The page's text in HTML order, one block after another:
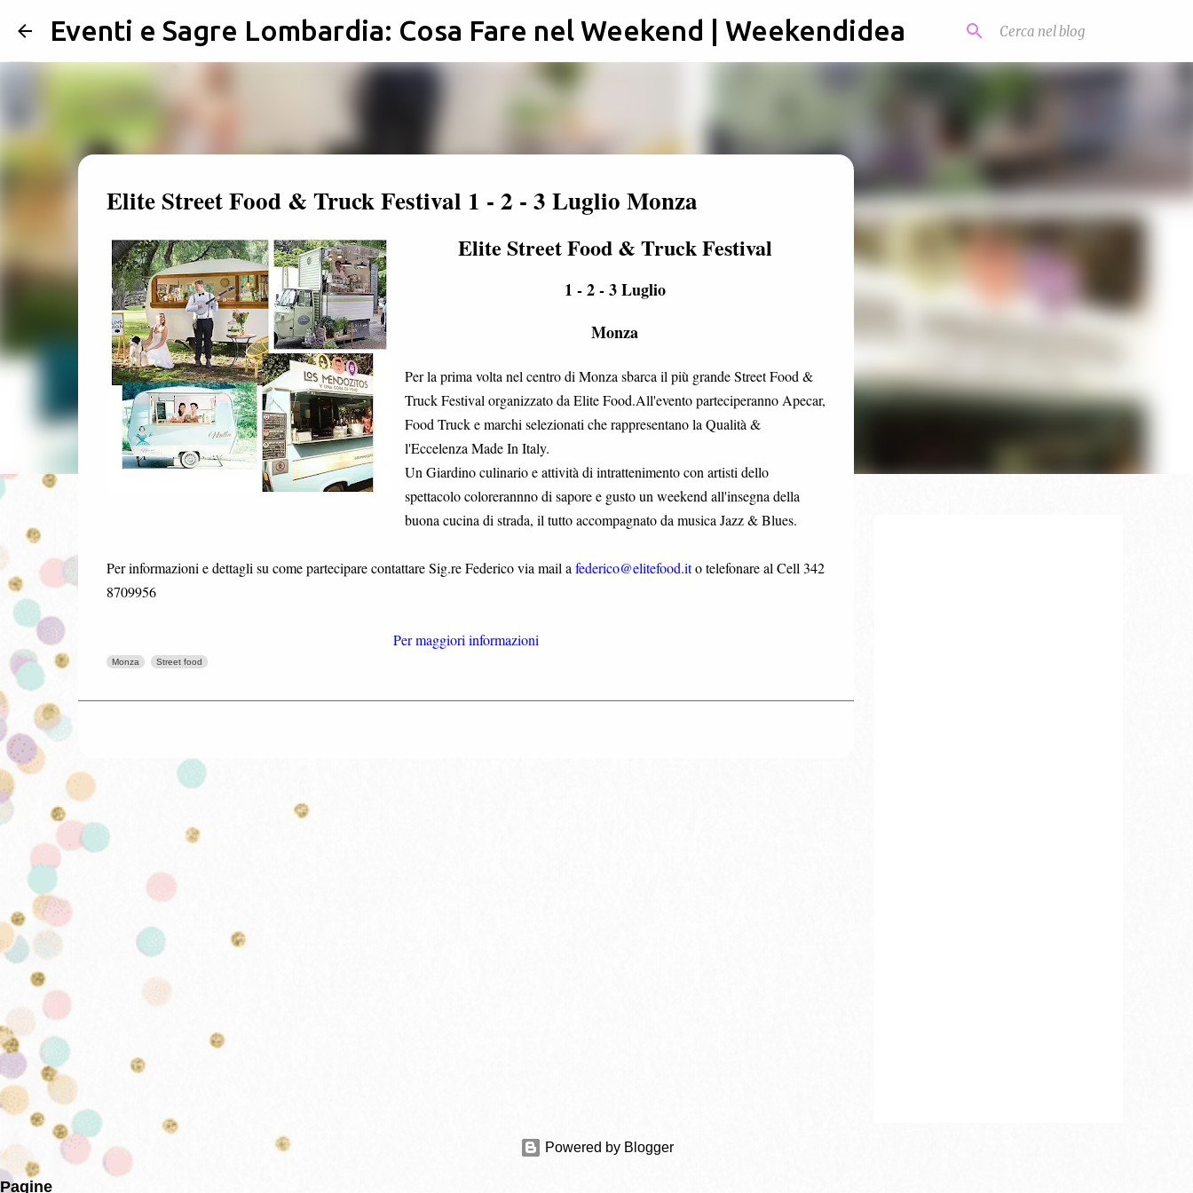
Passa ai contenuti principali
Eventi e Sagre Lombardia: Cosa Fare nel Weekend | Weekendidea
Elite Street Food & Truck Festival 1 - 2 - 3 Luglio Monza
Elite Street Food & Truck Festival
1 - 2 - 3 Luglio
Monza
Per la prima volta nel centro di Monza sbarca il più grande Street Food &
Truck Festival organizzato da Elite Food.All'evento parteciperanno Apecar,
Food Truck e marchi selezionati che rappresentano la Qualità &
l'Eccelenza Made In Italy.
Un Giardino culinario e attività di intrattenimento con artisti dello
spettacolo colorerannno di sapore e gusto un weekend all'insegna della
buona cucina di strada, il tutto accompagnato da musica Jazz & Blues.
Per informazioni e dettagli su come partecipare contattare Sig.re Federico via mail a federico@elitefood.ito telefonare al Cell 342
8709956
Per maggiori informazioni
Monza Street food
Powered by Blogger
Pagine